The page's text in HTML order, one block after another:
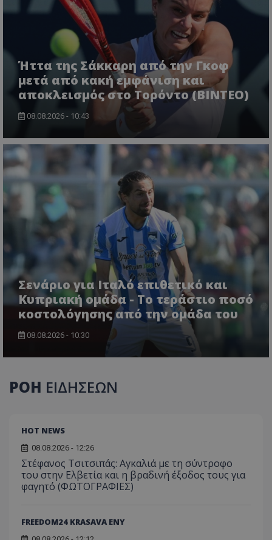
Ήττα της Σάκκαρη από την Γκοφ
μετά από κακή εμφάνιση και
αποκλεισμός στο Τορόντο (ΒΙΝΤΕΟ)
08.08.2026 - 10:43
Σενάριο για Ιταλό επιθετικό και
Κυπριακή ομάδα - Το τεράστιο ποσό
κοστολόγησης από την ομάδα του
08.08.2026 - 10:30
ΡΟΗ ΕΙΔΗΣΕΩΝ
HOT NEWS
08.08.2026 - 12:26
Στέφανος Τσιτσιπάς: Αγκαλιά με τη σύντροφο
του στην Ελβετία και η βραδινή έξοδος τους για
φαγητό (ΦΩΤΟΓΡΑΦΙΕΣ)
FREEDOM24 KRASAVA ΕΝΥ